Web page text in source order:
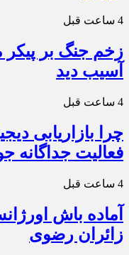
4 ساعت قبل
آسیب دید
4 ساعت قبل
چرا بازاریابی
فعالیت جداگانه
4 ساعت قبل
آماده باش
زائران رضوی